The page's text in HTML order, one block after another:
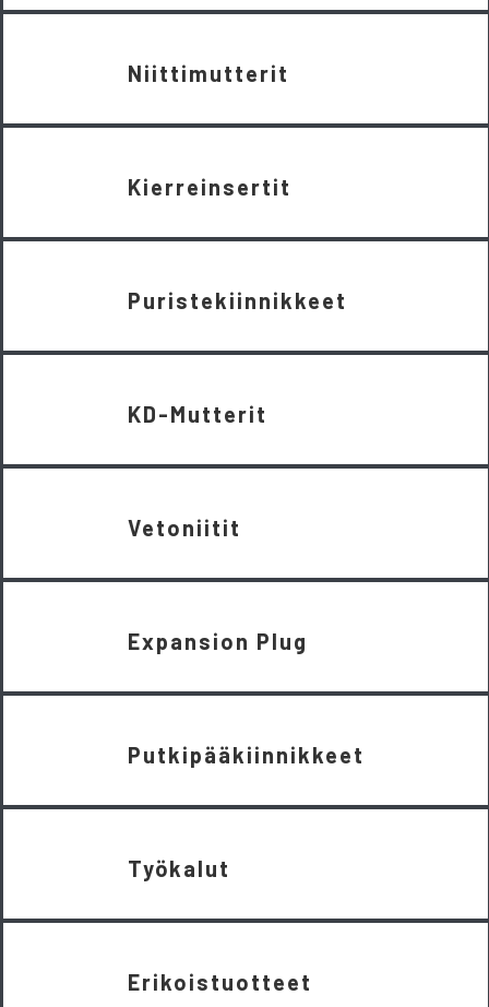
Niittimutterit
Kierreinsertit
Puristekiinnikkeet
KD-Mutterit
Vetoniitit
Expansion Plug
Putkipääkiinnikkeet
Työkalut
Erikoistuotteet